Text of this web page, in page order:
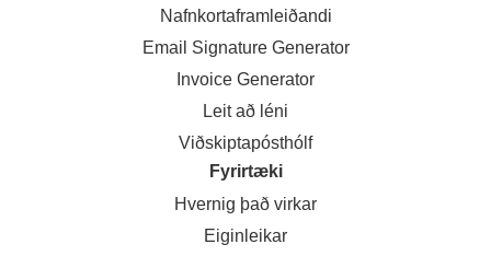
Nafnkortaframleiðandi
Email Signature Generator
Invoice Generator
Leit að léni
Viðskiptapósthólf
Fyrirtæki
Hvernig það virkar
Eiginleikar